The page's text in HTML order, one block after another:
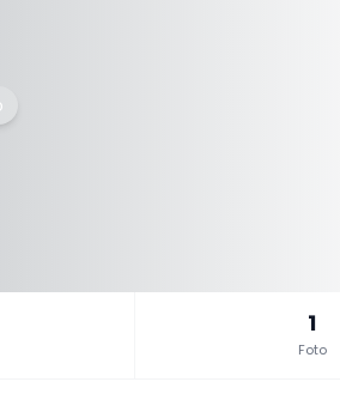
1
Foto